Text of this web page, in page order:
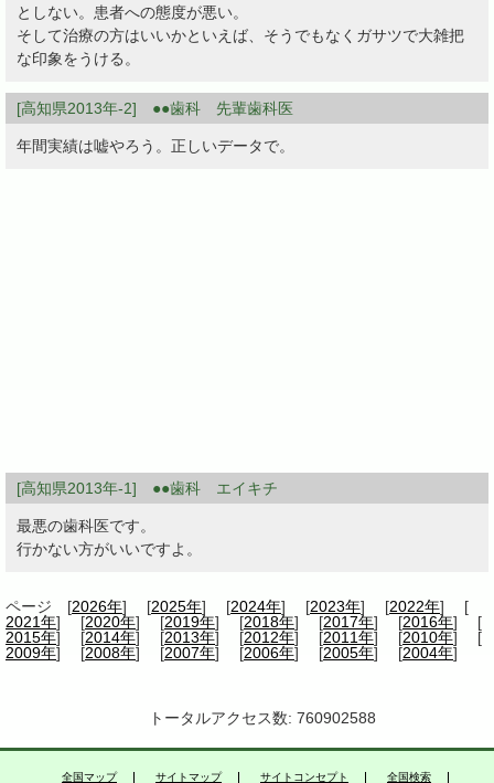
としない。患者への態度が悪い。
そして治療の方はいいかといえば、そうでもなくガサツで大雑把
な印象をうける。
[高知県2013年-2] ●●歯科 先輩歯科医
年間実績は嘘やろう。正しいデータで。
[高知県2013年-1] ●●歯科 エイキチ
最悪の歯科医です。
行かない方がいいですよ。
ページ [2026年] [2025年] [2024年] [2023年] [2022年] [
2021年] [2020年] [2019年] [2018年] [2017年] [2016年] [
2015年] [2014年] [2013年] [2012年] [2011年] [2010年] [
2009年] [2008年] [2007年] [2006年] [2005年] [2004年]
トータルアクセス数: 760902588
全国マップ サイトマップ サイトコンセプト 全国検索